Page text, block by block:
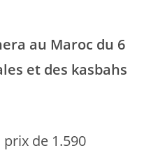
au Maroc du 6
et des kasbahs
de 1.590